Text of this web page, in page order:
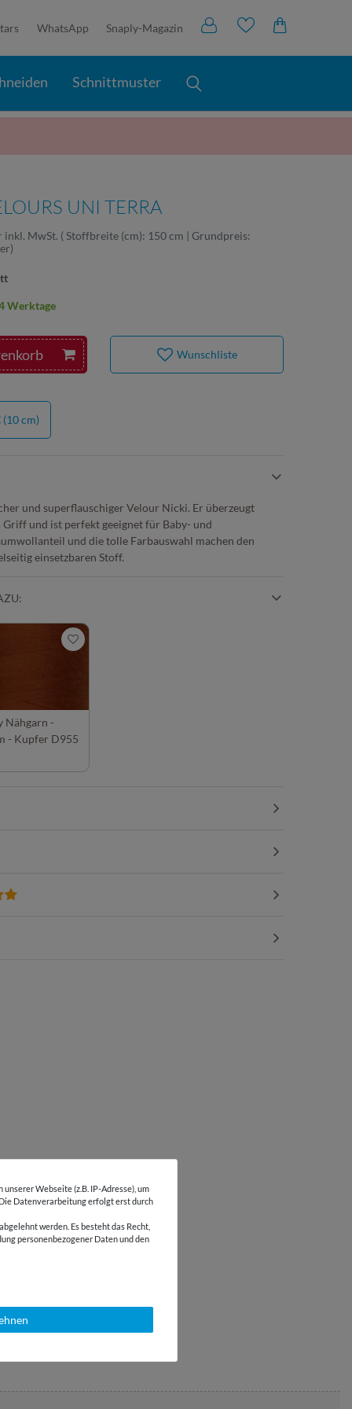
WhatsApp Snaply-Magazin
Schnittmuster
UNI TERRA
inkl. MwSt. ( Stoffbreite (cm): 150 cm | Grundpreis:
)
Werktage
Wunschliste
(10 cm)
und superflauschiger Velour Nicki. Er überzeugt
und ist perfekt geeignet für Baby- und
und die tolle Farbauswahl machen den
einsetzbaren Stoff.
Nähgarn -
- Kupfer D955
Webseite (z.B. IP-Adresse), um
Datenverarbeitung erfolgt erst durch
werden. Es besteht das Recht,
personenbezogener Daten und den